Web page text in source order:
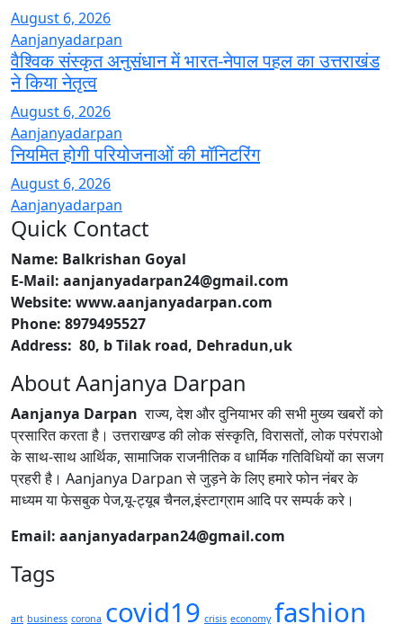
August 6, 2026
Aanjanyadarpan
वैश्विक संस्कृत अनुसंधान में भारत-नेपाल पहल का उत्तराखंड
ने किया नेतृत्व
August 6, 2026
Aanjanyadarpan
नियमित होगी परियोजनाओं की मॉनिटरिंग
August 6, 2026
Aanjanyadarpan
Quick Contact
Name: Balkrishan Goyal
E-Mail: aanjanyadarpan24@gmail.com
Website: www.aanjanyadarpan.com
Phone: 8979495527
Address: 80, b Tilak road, Dehradun,uk
About Aanjanya Darpan
Aanjanya Darpan राज्य, देश और दुनियाभर की सभी मुख्य खबरों को
प्रसारित करता है। उत्तराखण्ड की लोक संस्कृति, विरासतों, लोक परंपराओ
के साथ-साथ आर्थिक, सामाजिक राजनीतिक व धार्मिक गतिविधियों का सजग
प्रहरी है। Aanjanya Darpan से जुड़ने के लिए हमारे फोन नंबर के
माध्यम या फेसबुक पेज,यू-ट्यूब चैनल,इंस्टाग्राम आदि पर सम्पर्क करे।
Email: aanjanyadarpan24@gmail.com
Tags
art business corona covid19 crisis economy fashion